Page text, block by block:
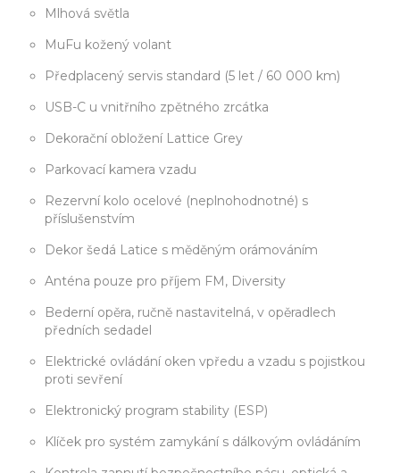
Mlhová světla
MuFu kožený volant
Předplacený servis standard (5 let / 60 000 km)
USB-C u vnitřního zpětného zrcátka
Dekorační obložení Lattice Grey
Parkovací kamera vzadu
Rezervní kolo ocelové (neplnohodnotné) s
příslušenstvím
Dekor šedá Latice s měděným orámováním
Anténa pouze pro příjem FM, Diversity
Bederní opěra, ručně nastavitelná, v opěradlech
předních sedadel
Elektrické ovládání oken vpředu a vzadu s pojistkou
proti sevření
Elektronický program stability (ESP)
Klíček pro systém zamykání s dálkovým ovládáním